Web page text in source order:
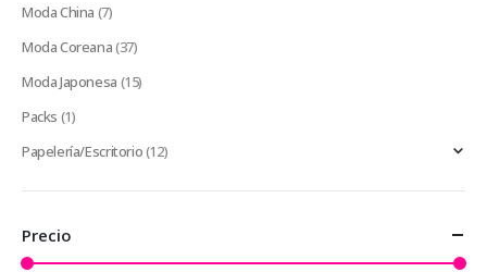
Moda China (7)
Moda Coreana(37)
Moda Japonesa (15)
Packs (1)
Papelería/Escritorio(12)
Precio